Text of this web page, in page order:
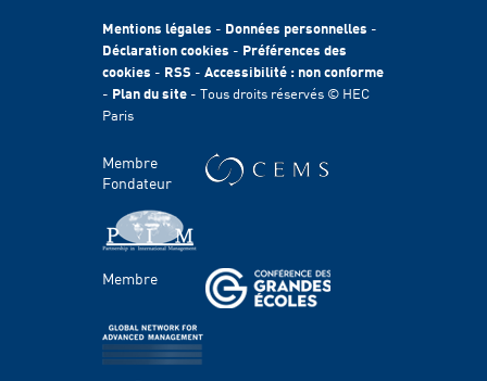
Egalité des chances
Fondation HEC
International
Durabilité
Témoignages
HEC Talents
Contacts Presse & Communication
Handicap
Domaines d'étude
Corps professoral
Chaires
Centres
Mentions légales - Données personnelles -
Déclaration cookies - Préférences des
cookies - RSS - Accessibilité : non conforme
- Plan du site - Tous droits réservés © HEC
Paris
Membre
Fondateur
Membre